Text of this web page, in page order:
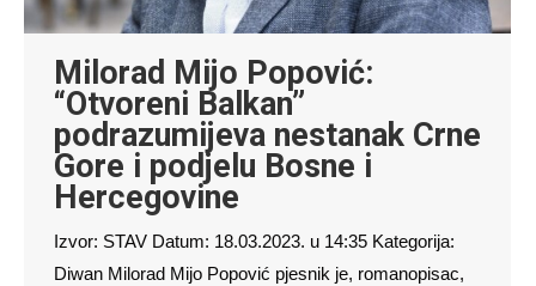
Milorad Mijo Popović:
“Otvoreni Balkan”
podrazumijeva nestanak Crne
Gore i podjelu Bosne i
Hercegovine
Izvor: STAV Datum: 18.03.2023. u 14:35 Kategorija:
Diwan Milorad Mijo Popović pjesnik je, romanopisac,